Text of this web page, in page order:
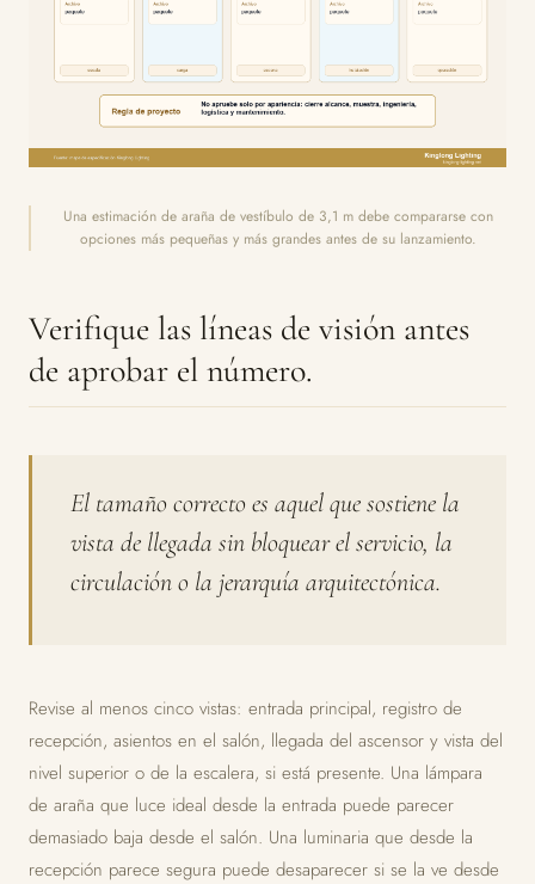
Una estimación de araña de vestíbulo de 3,1 m debe compararse con
opciones más pequeñas y más grandes antes de su lanzamiento.
Verifique las líneas de visión antes
de aprobar el número.
El tamaño correcto es aquel que sostiene la
vista de llegada sin bloquear el servicio, la
circulación o la jerarquía arquitectónica.
Revise al menos cinco vistas: entrada principal, registro de
recepción, asientos en el salón, llegada del ascensor y vista del
nivel superior o de la escalera, si está presente. Una lámpara
de araña que luce ideal desde la entrada puede parecer
demasiado baja desde el salón. Una luminaria que desde la
recepción parece segura puede desaparecer si se la ve desde